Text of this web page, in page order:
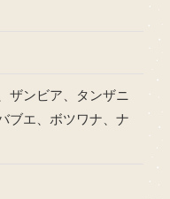
ザンビア、タンザニ
ブエ、ボツワナ、ナ